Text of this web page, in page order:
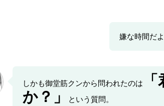
嫌な時間だ
しかも御堂筋クンから問われたのは
か？」
という質問。